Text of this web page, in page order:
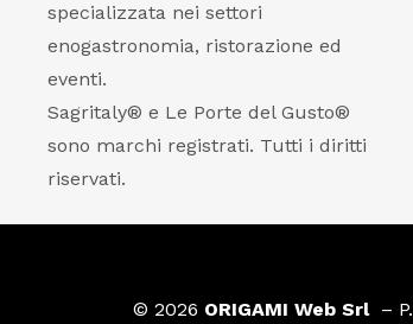
specializzata nei settori
enogastronomia, ristorazione ed
eventi.
Sagritaly® e Le Porte del Gusto®
sono marchi registrati. Tutti i diritti
riservati.
© 2026 ORIGAMI Web Srl–